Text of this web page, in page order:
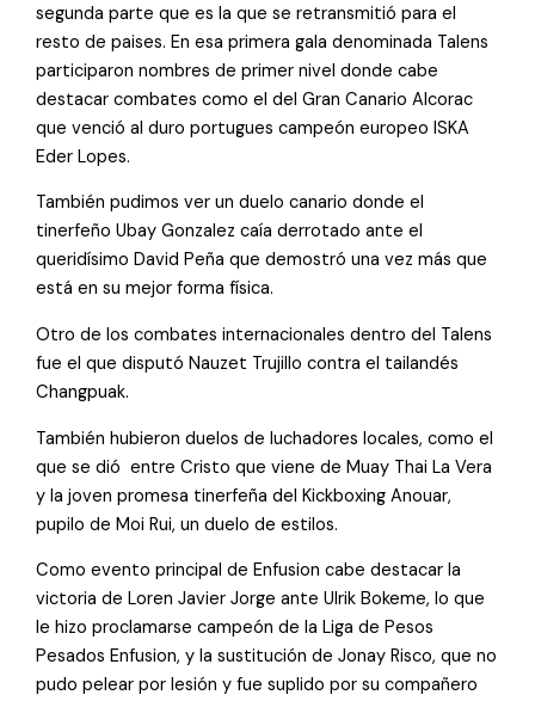
segunda parte que es la que se retransmitió para el
resto de paises. En esa primera gala denominada Talens
participaron nombres de primer nivel donde cabe
destacar combates como el del Gran Canario Alcorac
que venció al duro portugues campeón europeo ISKA
Eder Lopes.
También pudimos ver un duelo canario donde el
tinerfeño Ubay Gonzalez caía derrotado ante el
queridísimo David Peña que demostró una vez más que
está en su mejor forma física.
Otro de los combates internacionales dentro del Talens
fue el que disputó Nauzet Trujillo contra el tailandés
Changpuak.
También hubieron duelos de luchadores locales, como el
que se dió entre Cristo que viene de Muay Thai La Vera
y la joven promesa tinerfeña del Kickboxing Anouar,
pupilo de Moi Rui, un duelo de estilos.
Como evento principal de Enfusion cabe destacar la
victoria de Loren Javier Jorge ante Ulrik Bokeme, lo que
le hizo proclamarse campeón de la Liga de Pesos
Pesados Enfusion, y la sustitución de Jonay Risco, que no
pudo pelear por lesión y fue suplido por su compañero